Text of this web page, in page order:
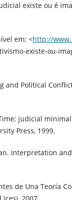
existe ou é
em: <http://
existe-ou-
and Political
Time: judicial
Press, 1999.
Interpretation
de Una Teoría